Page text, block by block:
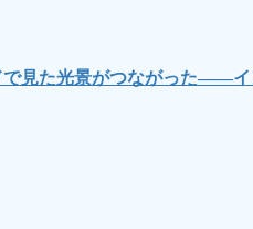
で見た光景がつながった――